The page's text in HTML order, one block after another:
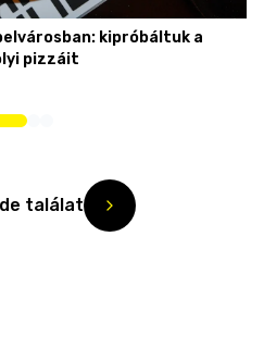
kipróbáltuk a
pizzáit
találat